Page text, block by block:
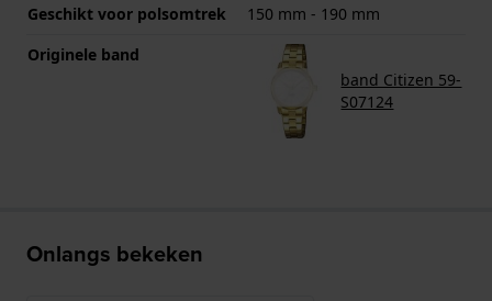
Geschikt voor polsomtrek
150 mm - 190 mm
Originele band
band Citizen 59-
S07124
Onlangs bekeken